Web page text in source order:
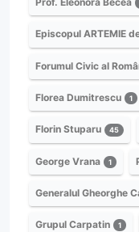
Episcopul ARTEMIE
Forumul Civic al
Florea Dumitrescu 1
Florin Stuparu 45
George Vrana 1
Generalul Gheorghe
Grupul Carpatin 1